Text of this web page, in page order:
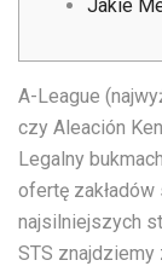
Jakie
A-League
czy Aleación
Legalny
ofertę
najsilniejszych
STS znajdziemy